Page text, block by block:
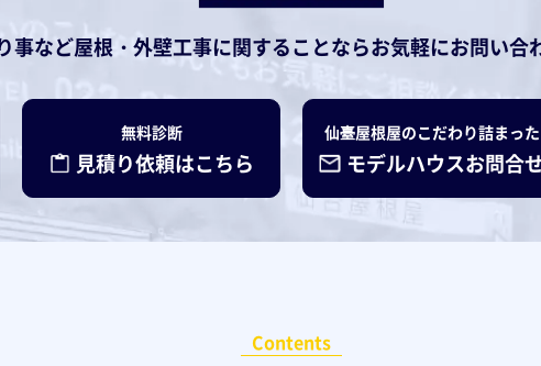
事など屋根・外壁工事に関することならお気軽にお問い合
無料診断
見積り依頼はこちら
仙臺屋根屋のこだわり詰まった
モデルハウスお問合
Contents